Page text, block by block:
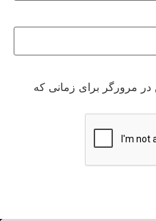
در مرورگر برای زمانی که